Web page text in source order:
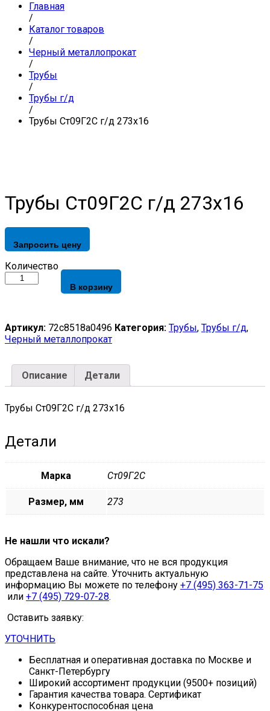
Главная
/
Каталог товаров
/
Черный металлопрокат
/
Трубы
/
Трубы г/д
/
Трубы Ст09Г2С г/д 273х16
Трубы Ст09Г2С г/д 273х16
Запросить цену
Трубы
Ст09Г2С
quantity
Количество
В корзину
Артикул: 72c8518a0496 Категория: Трубы, Трубы г/д,
Черный металлопрокат
Описание Детали
Трубы Ст09Г2С г/д 273х16
Детали
Марка Ст09Г2С
Размер, мм 273
Не нашли что искали?
Обращаем Ваше внимание, что не вся продукция
представлена на сайте. Уточнить актуальную
информацию Вы можете по телефону +7 (495) 363-71-75
или +7 (495) 729-07-28.
Оставить заявку:
УТОЧНИТЬ
Бесплатная и оперативная доставка по Москве и
Санкт-Петербургу
Широкий ассортимент продукции (9500+ позиций)
Гарантия качества товара. Сертификат
Конкурентоспособная цена